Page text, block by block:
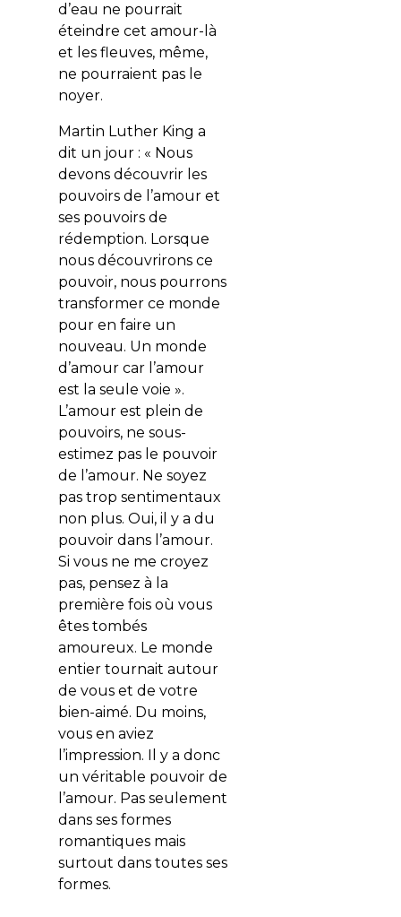
d’eau ne pourrait
éteindre cet amour-là
et les fleuves, même,
ne pourraient pas le
noyer.
Martin Luther King a
dit un jour : « Nous
devons découvrir les
pouvoirs de l’amour et
ses pouvoirs de
rédemption. Lorsque
nous découvrirons ce
pouvoir, nous pourrons
transformer ce monde
pour en faire un
nouveau. Un monde
d’amour car l’amour
est la seule voie ».
L’amour est plein de
pouvoirs, ne sous-
estimez pas le pouvoir
de l’amour. Ne soyez
pas trop sentimentaux
non plus. Oui, il y a du
pouvoir dans l’amour.
Si vous ne me croyez
pas, pensez à la
première fois où vous
êtes tombés
amoureux. Le monde
entier tournait autour
de vous et de votre
bien-aimé. Du moins,
vous en aviez
l’impression. Il y a donc
un véritable pouvoir de
l’amour. Pas seulement
dans ses formes
romantiques mais
surtout dans toutes ses
formes.